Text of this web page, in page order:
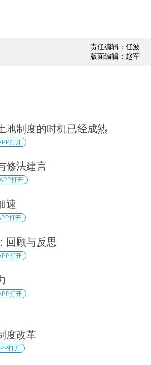
责任编辑：任波
版面编辑：赵军
地制度的时机已经成熟
打开
修法建言
打开
速
打开
回顾与反思
打开
打开
度改革
打开